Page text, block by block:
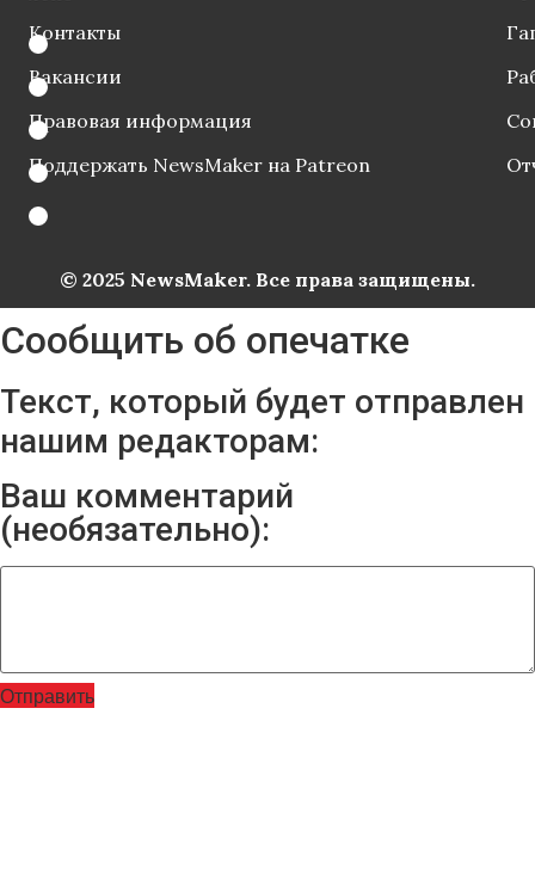
Контакты
Вакансии
Правовая информация
Поддержать NewsMaker на Patreon
© 2025 NewsMaker. Все права защищены.
Сообщить об опечатке
Текст, который будет отправлен
нашим редакторам:
Ваш комментарий
(необязательно):
Отправить